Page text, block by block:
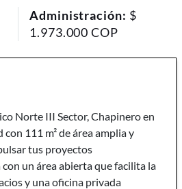
Administración: $
1.973.000 COP
Norte III Sector, Chapinero en
111 m² de área amplia y
tus proyectos
un área abierta que facilita la
y una oficina privada